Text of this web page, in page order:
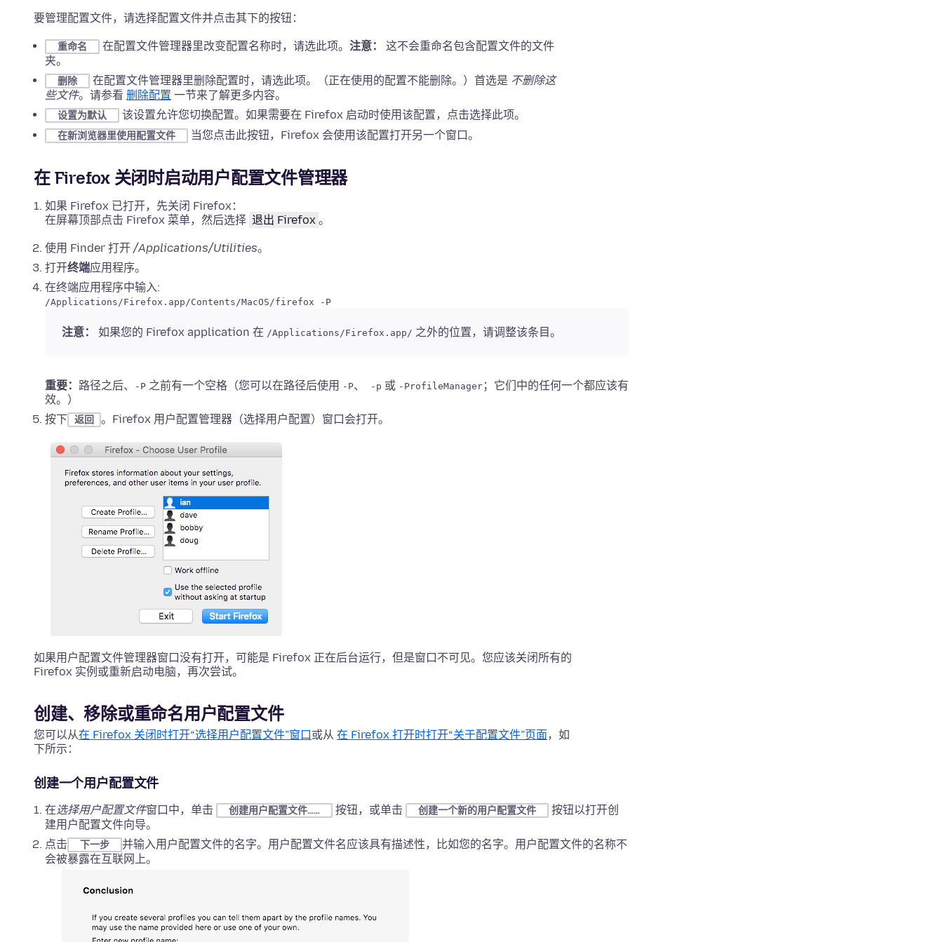
要管理配置文件，请选择配置文件并点击其下的按钮：
重命名 在配置文件管理器里改变配置名称时，请选此项。 注意：
这不会重命名包含配置文件的文件
夹。
删除 在配置文件管理器里删除配置时，请选此项。（正在使用的配置不能删除。）首选是 不删除这
些文件。请参看 删除配置 一节来了解更多内容。
设置为默认 该设置允许您切换配置。如果需要在 Firefox 启动时使用该配置，点击选择此项。
在新浏览器里使用配置文件 当您点击此按钮，Firefox 会使用该配置打开另一个窗口。
在 Firefox 关闭时启动用户配置文件管理器
如果 Firefox 已打开，先关闭 Firefox：
在屏幕顶部点击 Firefox 菜单，然后选择 退出 Firefox 。
使用 Finder 打开 /Applications/Utilities。
打开终端应用程序。
在终端应用程序中输入:
/Applications/Firefox.app/Contents/MacOS/firefox -P
注意： 如果您的 Firefox application 在 /Applications/Firefox.app/ 之外的位置，请调整该条目。
重要： 路径之后、 -P 之前有一个空格（您可以在路径后使用 -P、 -p 或 -ProfileManager ；它们中的任何一个都应该有
效。）
按下
返回 。Firefox 用户配置管理器（选择用户配置）窗口会打开。
如果用户配置文件管理器窗口没有打开，可能是 Firefox 正在后台运行，但是窗口不可见。您应该关闭所有的
Firefox 实例或重新启动电脑，再次尝试。
创建、移除或重命名用户配置文件
您可以从在 Firefox 关闭时打开“选择用户配置文件”窗口或从 在 Firefox 打开时打开“关于配置文件”页面，如
下所示：
创建一个用户配置文件
在选择用户配置文件窗口中，单击 创建用户配置文件…… 按钮，或单击 创建一个新的用户配置文件
按钮以打开创
建用户配置文件向导。
点击
下一步
并输入用户配置文件的名字。用户配置文件名应该具有描述性，比如您的名字。用户配置文件的名称不
会被暴露在互联网上。